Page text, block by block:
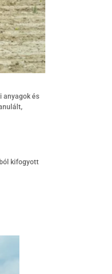
anyagok és
kifogyott